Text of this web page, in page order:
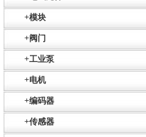
+模块
+阀门
+工业泵
+电机
+编码器
+传感器